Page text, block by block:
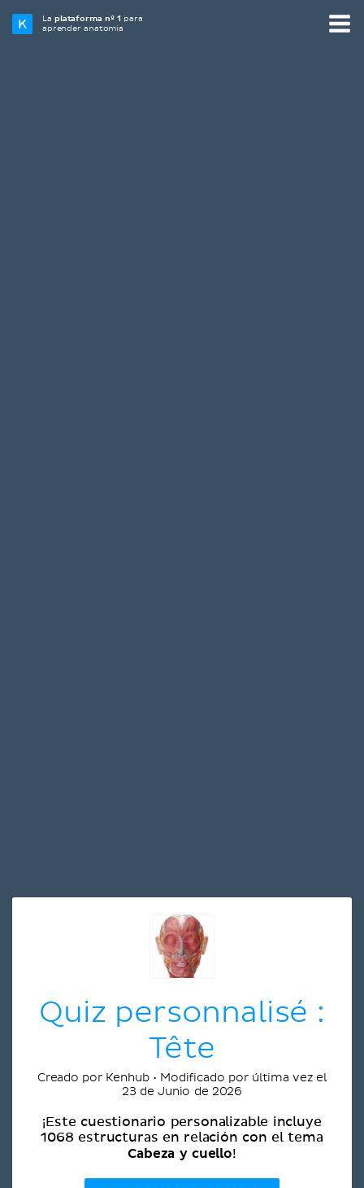
Laplataforma nº 1 para
aprender anatomía
Quiz personnalisé :
Tête
Creado por Kenhub • Modificado por última vez el
23 de Junio de 2026
¡Este cuestionario personalizable incluye
1068 estructuras en relación con el tema
Cabeza y cuello!